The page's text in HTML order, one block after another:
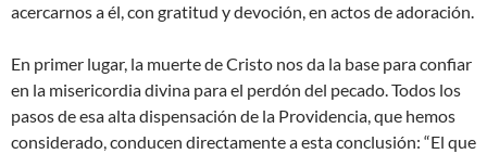
acercarnos a él, con gratitud y devoción, en actos de adoración.
En primer lugar, la muerte de Cristo nos da la base para confiar
en la misericordia divina para el perdón del pecado. Todos los
pasos de esa alta dispensación de la Providencia, que hemos
considerado, conducen directamente a esta conclusión: “El que